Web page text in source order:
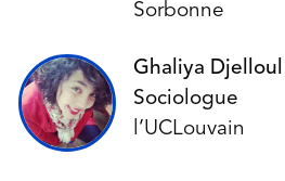
Sorbonne
Ghaliya Djelloul
Sociologue
l’UCLouvain